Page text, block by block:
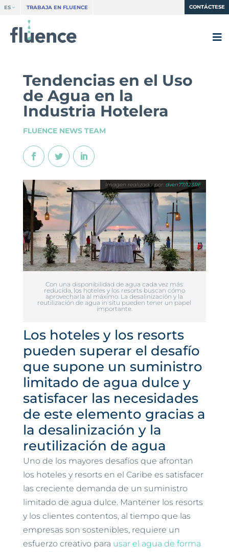
ES TRABAJA EN FLUENCE CONTÁCTESE
Tendencias en el Uso
de Agua en la
Industria Hotelera
FLUENCE NEWS TEAM
dven77/123RF
Con una disponibilidad de agua cada vez más
reducida, los hoteles y los resorts buscan cómo
aprovecharla al máximo. La desalinización y la
reutilización de agua in situ pueden tener un papel
importante.
Los hoteles y los resorts
pueden superar el desafío
que supone un suministro
limitado de agua dulce y
satisfacer las necesidades
de este elemento gracias a
la desalinización y la
reutilización de agua
Uno de los mayores desafíos que afrontan
los hoteles y resorts en el Caribe es satisfacer
las creciente demanda de un suministro
limitado de agua dulce. Mantener los resorts
y los clientes contentos, al tiempo que las
empresas son sostenibles, requiere un
esfuerzo creativo para usar el agua de forma